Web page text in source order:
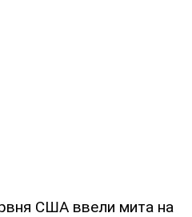
США ввели мита на